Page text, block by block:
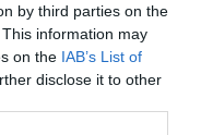
by third parties on the
information may
on the IAB’s List of
disclose it to other
που
ενέργειας και
διασπάται από τη
ως καύσιμο. Με